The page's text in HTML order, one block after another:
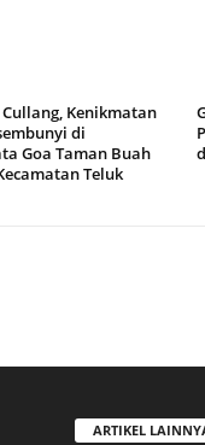
Cullang, Kenikmatan
di
Goa Taman Buah
Teluk
ARTIKEL